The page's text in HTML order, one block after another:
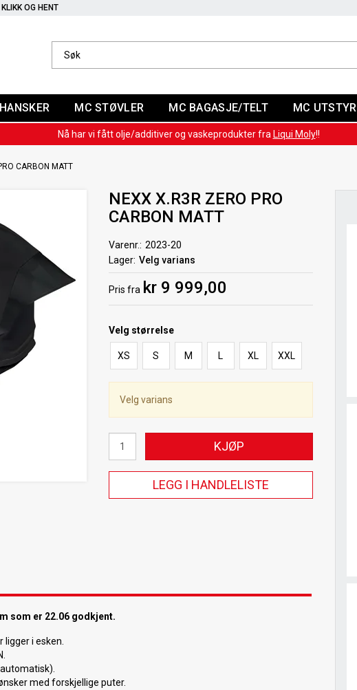
KLIKK OG HENT
MC STØVLER MC BAGASJE/TELT MC UTSTYR
Nå har vi fått olje/additiver og vaskeprodukter fra Liqui Moly!!
CARBON MATT
NEXX X.R3R ZERO PRO
CARBON MATT
Varenr.
2023-20
Lager Velg varians
Pris fra kr 9 999,00
Velg størrelse
XS S M L XL XXL
Velg varians
KJØP
LEGG I HANDLELISTE
som er 22.06 godkjent.
ligger i esken.
med forskjellige puter.